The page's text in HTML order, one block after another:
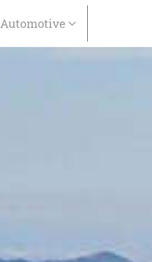
Automotive